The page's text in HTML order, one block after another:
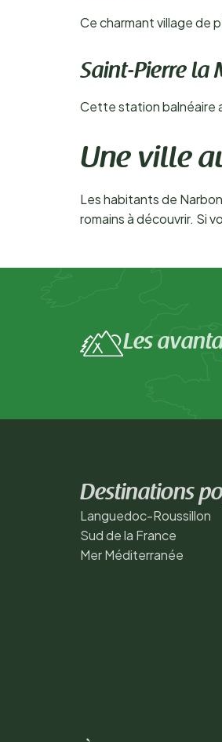
Ce charmant village de
Saint-Pierre la
Cette station balnéaire
Une ville
Les habitants de
romains à découvrir. Si
Les
Destinations
Languedoc-Roussillon
Sud de la France
Mer Méditerranée